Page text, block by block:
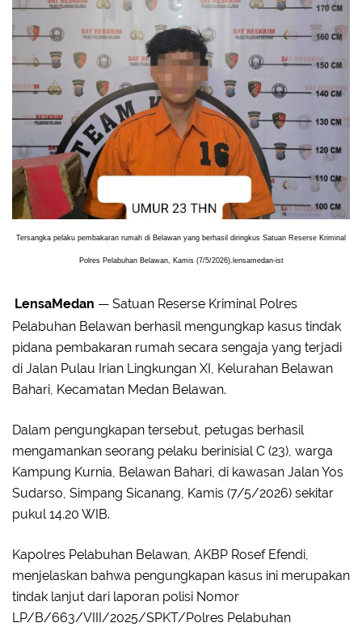
Tersangka pelaku pembakaran rumah di Belawan yang berhasil diringkus Satuan Reserse Kriminal
Polres Pelabuhan Belawan, Kamis (7/5/2026).lensamedan-ist
LensaMedan — Satuan Reserse Kriminal Polres
Pelabuhan Belawan berhasil mengungkap kasus tindak
pidana pembakaran rumah secara sengaja yang terjadi
di Jalan Pulau Irian Lingkungan XI, Kelurahan Belawan
Bahari, Kecamatan Medan Belawan.
Dalam pengungkapan tersebut, petugas berhasil
mengamankan seorang pelaku berinisial C (23), warga
Kampung Kurnia, Belawan Bahari, di kawasan Jalan Yos
Sudarso, Simpang Sicanang, Kamis (7/5/2026) sekitar
pukul 14.20 WIB.
Kapolres Pelabuhan Belawan, AKBP Rosef Efendi,
menjelaskan bahwa pengungkapan kasus ini merupakan
tindak lanjut dari laporan polisi Nomor
LP/B/663/VIII/2025/SPKT/Polres Pelabuhan